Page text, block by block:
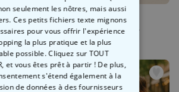
avec
Boîte à bijoux
personnalisée avec
prénom
29,99 €
seulement les nôtres, mais aussi
Ces petits fichiers texte mignons
pour vous offrir l'expérience
la plus pratique et la plus
possible. Cliquez sur TOUT
et vous êtes prêt à partir ! De plus,
s'étend également à la
de données à des fournisseurs